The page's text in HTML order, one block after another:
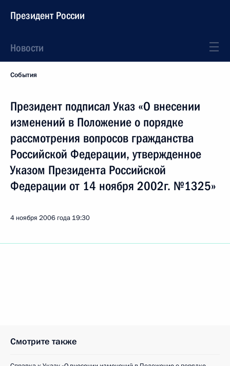
Президент России
Новости
События
Президент подписал Указ «О внесении
изменений в Положение о порядке
рассмотрения вопросов гражданства
Российской Федерации, утвержденное
Указом Президента Российской
Федерации от 14 ноября 2002г. №1325»
4 ноября 2006 года 19:30
Смотрите также